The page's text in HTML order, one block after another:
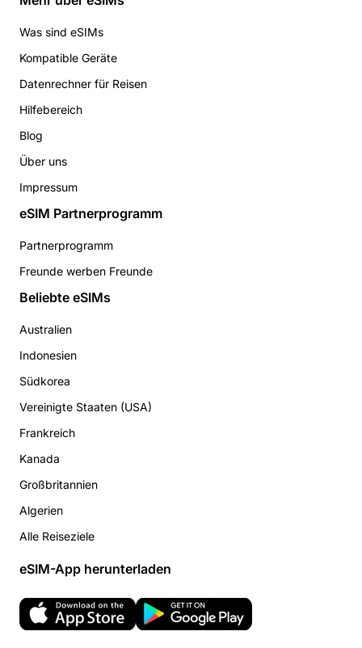
Was sind eSIMs
Kompatible Geräte
Datenrechner für Reisen
Hilfebereich
Blog
Über uns
Impressum
eSIM Partnerprogramm
Partnerprogramm
Freunde werben Freunde
Beliebte eSIMs
Australien
Indonesien
Südkorea
Vereinigte Staaten (USA)
Frankreich
Kanada
Großbritannien
Algerien
Alle Reiseziele
eSIM-App herunterladen